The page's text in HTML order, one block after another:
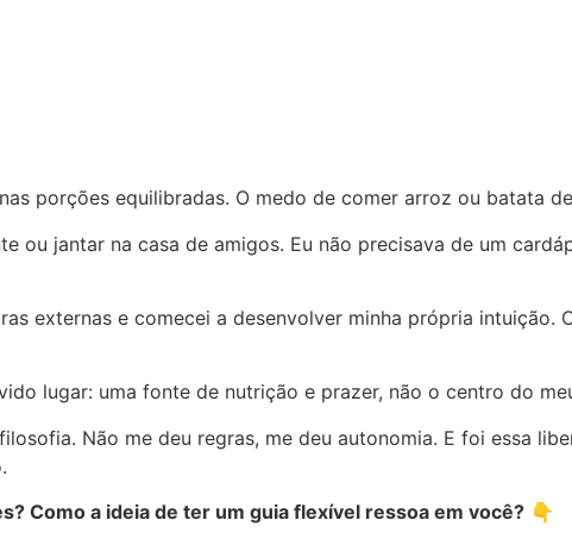
porções equilibradas. O medo de comer arroz ou batata
ou jantar na casa de amigos. Eu não precisava de um
externas e comecei a desenvolver minha própria intuição.
lugar: uma fonte de nutrição e prazer, não o centro do
Não me deu regras, me deu autonomia. E foi essa
Como a ideia de ter um guia flexível ressoa em você? 👇